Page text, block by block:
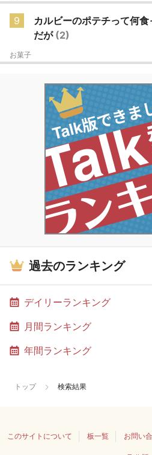
9
カルビーのポテチって何
だが (2)
お菓子
過去のランキング
デイリーランキング
月間ランキング
年間ランキング
トップ 検索結果
このサイトについて 板一覧 お問い